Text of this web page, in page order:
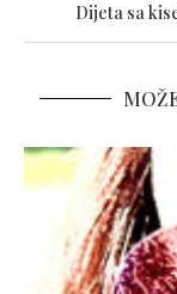
Dijeta sa